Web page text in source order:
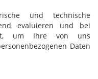
und technische
evaluieren und bei
um Ihre von uns
Daten